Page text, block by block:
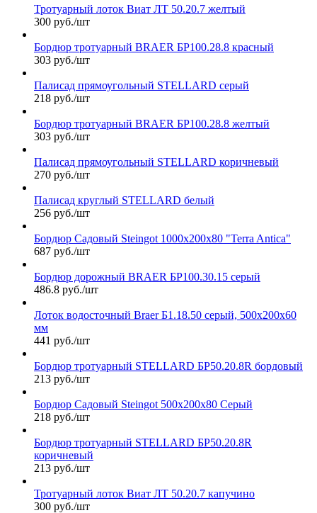
Тротуарный лоток Виат ЛТ 50.20.7 желтый
300 руб./шт
Бордюр тротуарный BRAER БР100.28.8 красный
303 руб./шт
Палисад прямоугольный STELLARD серый
218 руб./шт
Бордюр тротуарный BRAER БР100.28.8 желтый
303 руб./шт
Палисад прямоугольный STELLARD коричневый
270 руб./шт
Палисад круглый STELLARD белый
256 руб./шт
Бордюр Садовый Steingot 1000х200х80 "Terra Antica"
687 руб./шт
Бордюр дорожный BRAER БР100.30.15 серый
486.8 руб./шт
Лоток водосточный Braer Б1.18.50 серый, 500х200х60
мм
441 руб./шт
Бордюр тротуарный STELLARD БР50.20.8R бордовый
213 руб./шт
Бордюр Садовый Steingot 500х200х80 Серый
218 руб./шт
Бордюр тротуарный STELLARD БР50.20.8R
коричневый
213 руб./шт
Тротуарный лоток Виат ЛТ 50.20.7 капучино
300 руб./шт